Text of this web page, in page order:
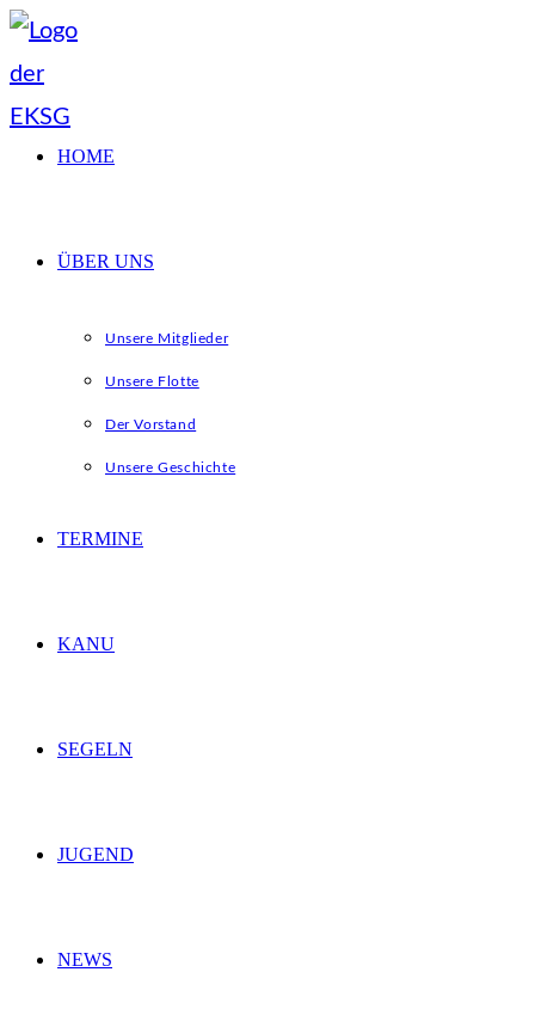
Zum
Inhalt
springen
HOME
ÜBER UNS
Unsere Mitglieder
Unsere Flotte
Der Vorstand
Unsere Geschichte
TERMINE
KANU
SEGELN
JUGEND
NEWS